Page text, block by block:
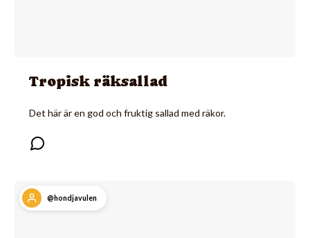
Tropisk räksallad
Det här är en god och fruktig sallad med räkor.
@hondjavulen